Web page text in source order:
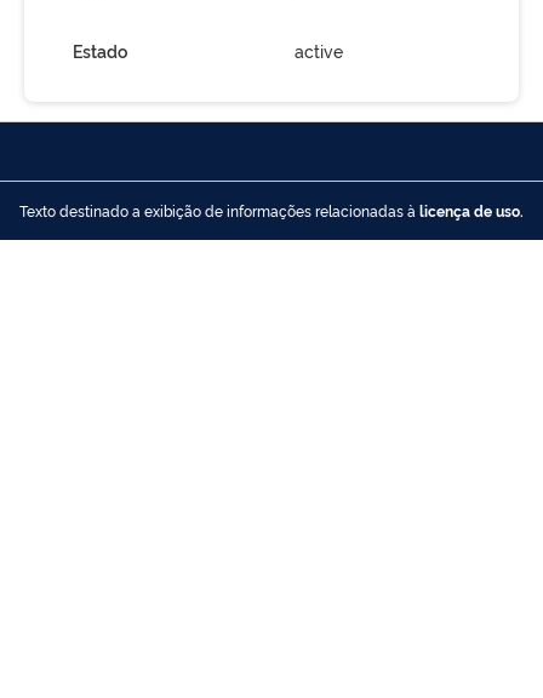
Estado active
Texto destinado a exibição de informações relacionadas à licença de uso.